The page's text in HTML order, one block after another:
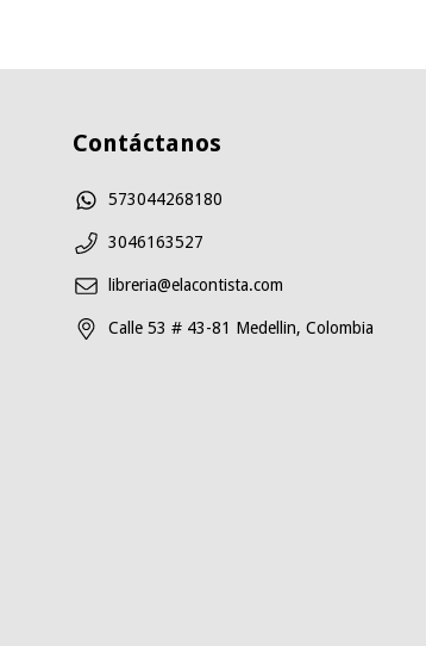
Contáctanos
573044268180
3046163527
libreria@elacontista.com
Calle 53 # 43-81 Medellin, Colombia